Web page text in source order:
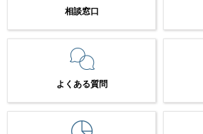
相談窓口
よくある質問